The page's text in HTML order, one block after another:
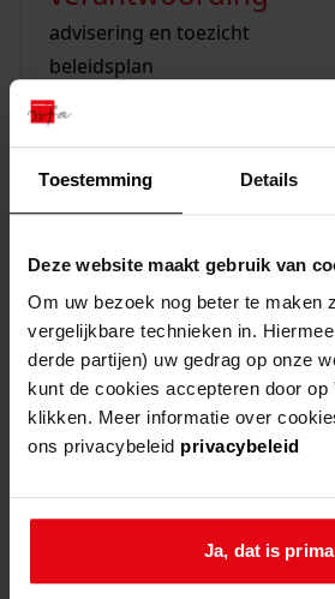
Toestemming Details
Deze website maakt gebruik van
Om uw bezoek nog beter te maken
vergelijkbare technieken in.
derde partijen) uw gedrag op onze
kunt de cookies accepteren door
klikken. Meer informatie over
ons privacybeleid privacybeleid
Ja, dat is prima
bouwvergunningen
omgevingsvergunningen
vergunningen
beeld en geluid
uitleg nodig?
Wij helpen u op weg met een
bekijk alle zoektips
Wij helpen u op weg met een
bekijk alle zoektips
bekijk ons geschiedenislokaal
advisering en toezicht
beleidsplan
gemeenschappelijke regeling
publiek jaarverslag
steun het archief
U kunt ook Vriend worden en
Archief steunen.
meer weten
zoektips
mijn studiezaal
InloggenRegistreren
inloggen - mijn
Mijn Studiezaalis uw
voor uw eigen historisch
e-mailadres